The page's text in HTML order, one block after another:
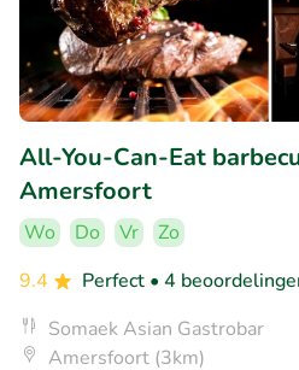
All-You-Can-Eat
Amersfoort
Wo Do Vr
Zo
9.4
Perfect • 4
Somaek Asian Gastrobar
Amersfoort (3km)